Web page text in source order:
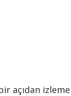
açıdan